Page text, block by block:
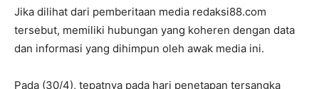
Jika dilihat dari pemberitaan media redaksi88.com
tersebut, memiliki hubungan yang koheren dengan data
dan informasi yang dihimpun oleh awak media ini.
Pada (30/4), tepatnya pada hari penetapan tersangka